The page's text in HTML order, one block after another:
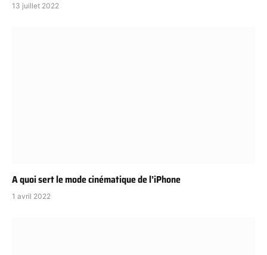
13 juillet 2022
A quoi sert le mode cinématique de l’iPhone
1 avril 2022